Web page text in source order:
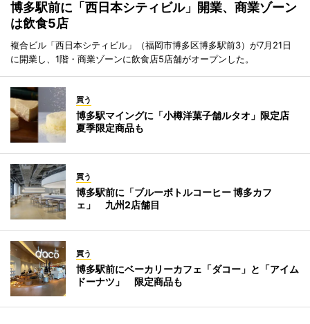
博多駅前に「西日本シティビル」開業、商業ゾーン
は飲食5店
複合ビル「西日本シティビル」（福岡市博多区博多駅前3）が7月21日
に開業し、1階・商業ゾーンに飲食店5店舗がオープンした。
買う
博多駅マイングに「小樽洋菓子舗ルタオ」限定店
夏季限定商品も
買う
博多駅前に「ブルーボトルコーヒー 博多カフ
ェ」 九州2店舗目
買う
博多駅前にベーカリーカフェ「ダコー」と「アイム
ドーナツ」 限定商品も